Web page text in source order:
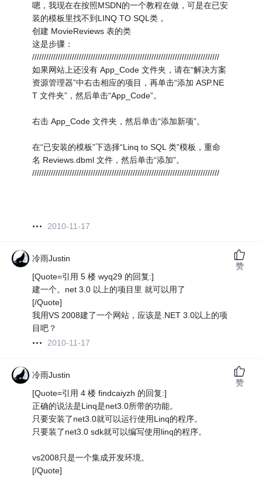
嗯，我现在在按照MSDN的一个教程在做，可是在已安
装的模板里找不到LINQ TO SQL类，
创建 MovieReviews 表的类
这是步骤：
////////////////////////////////////////////////////////////////////////////////
如果网站上还没有 App_Code 文件夹，请在“解决方案
资源管理器”中右击相应的项目，再单击“添加 ASP.NE
T 文件夹”，然后单击“App_Code”。
右击 App_Code 文件夹，然后单击“添加新项”。
在“已安装的模板”下选择“Linq to SQL 类”模板，重命
名 Reviews.dbml 文件，然后单击“添加”。
////////////////////////////////////////////////////////////////////////////////
2010-11-17
冷雨Justin
[Quote=引用 5 楼 wyq29 的回复:]
建一个。net 3.0 以上的项目里 就可以用了
[/Quote]
我用VS 2008建了一个网站，应该是.NET 3.0以上的项
目吧？
2010-11-17
赞
冷雨Justin
[Quote=引用 4 楼 findcaiyzh 的回复:]
正确的说法是Linq是net3.0所带的功能。
只要安装了net3.0就可以运行使用Linq的程序。
只要装了net3.0 sdk就可以编写使用linq的程序。
vs2008只是一个集成开发环境。
[/Quote]
赞